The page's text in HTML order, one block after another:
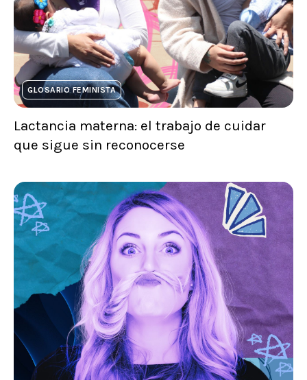
GLOSARIO FEMINISTA
Lactancia materna: el trabajo de cuidar
que sigue sin reconocerse